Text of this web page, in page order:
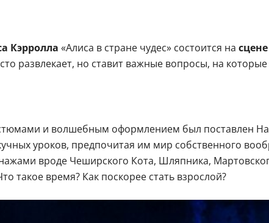
Кэрролла «Алиса в стране чудес» состоится на сцене
развлекает, но ставит важные вопросы, на
и волшебным оформлением был поставлен
уроков, предпочитая им мир собственного
вроде Чеширского Кота, Шляпника,
такое время? Как поскорее стать взрослой?